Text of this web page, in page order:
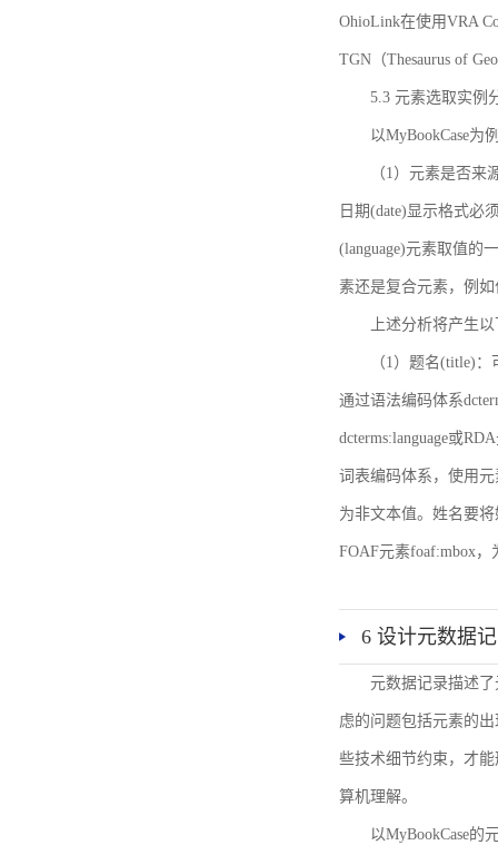
OhioLink在使用VRA
TGN（Thesaurus of
5.3 元素选取实例
以MyBookCase为
（1）元素是否
日期(date)显示格式必
(language)元素取值的
素还是复合元素，例
上述分析将产生
（1）题名(title)
通过语法编码体系
dcterms:language或
词表编码体系，使用元
为非文本值。姓名要
FOAF元素foaf:mbox，
6 设计元数据
元数据记录描述
虑的问题包括元素的
些技术细节约束，才
算机理解。
以MyBookCase的